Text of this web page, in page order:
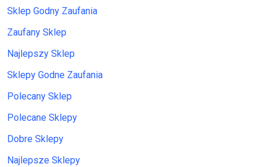
Sklep Godny Zaufania
Zaufany Sklep
Najlepszy Sklep
Sklepy Godne Zaufania
Polecany Sklep
Polecane Sklepy
Dobre Sklepy
Najlepsze Sklepy